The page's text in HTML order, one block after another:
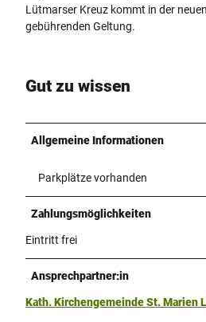
Lütmarser Kreuz kommt in der
gebührenden Geltung.
Gut zu wissen
Allgemeine Informationen
Parkplätze vorhanden
Zahlungsmöglichkeiten
Eintritt frei
Ansprechpartner:in
Kath. Kirchengemeinde St. Marien